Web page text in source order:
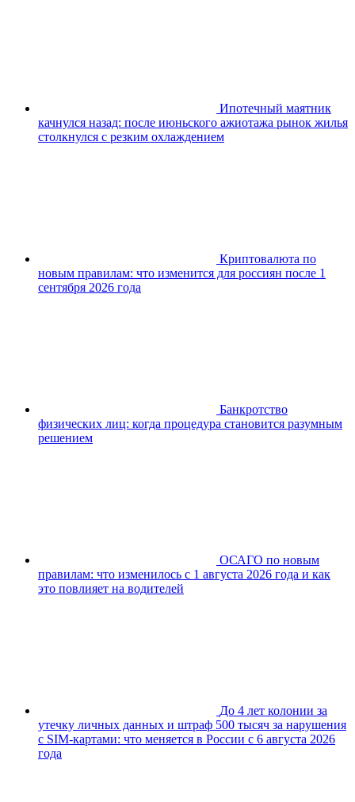
Ипотечный маятник
качнулся назад: после июньского ажиотажа рынок жилья
столкнулся с резким охлаждением
Криптовалюта по
новым правилам: что изменится для россиян после 1
сентября 2026 года
Банкротство
физических лиц: когда процедура становится разумным
решением
ОСАГО по новым
правилам: что изменилось с 1 августа 2026 года и как
это повлияет на водителей
До 4 лет колонии за
утечку личных данных и штраф 500 тысяч за нарушения
с SIM-картами: что меняется в России с 6 августа 2026
года